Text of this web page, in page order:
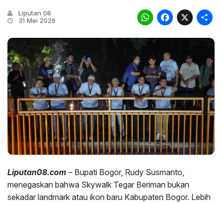
Liputan 08
31 Mei 2026
X
Liputan08.com – Bupati Bogor, Rudy Susmanto,
menegaskan bahwa Skywalk Tegar Beriman bukan
sekadar landmark atau ikon baru Kabupaten Bogor. Lebih